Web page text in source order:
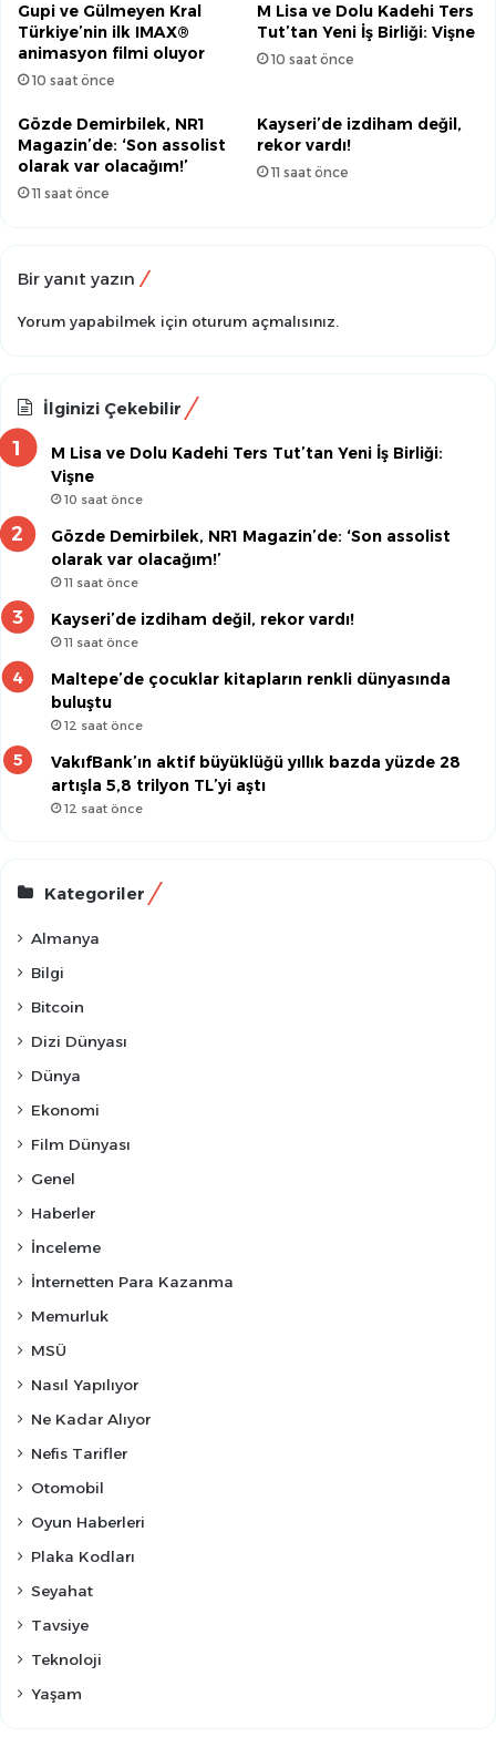
Gupi ve Gülmeyen Kral
Türkiye’nin ilk IMAX®
animasyon filmi oluyor
10 saat önce
M Lisa ve Dolu Kadehi Ters
Tut’tan Yeni İş Birliği: Vişne
10 saat önce
Gözde Demirbilek, NR1
Magazin’de: ‘Son assolist
olarak var olacağım!’
11 saat önce
Kayseri’de izdiham değil,
rekor vardı!
11 saat önce
Bir yanıt yazın
Yorum yapabilmek için oturum açmalısınız.
İlginizi Çekebilir
M Lisa ve Dolu Kadehi Ters Tut’tan Yeni İş Birliği:
Vişne
10 saat önce
Gözde Demirbilek, NR1 Magazin’de: ‘Son assolist
olarak var olacağım!’
11 saat önce
Kayseri’de izdiham değil, rekor vardı!
11 saat önce
Maltepe’de çocuklar kitapların renkli dünyasında
buluştu
12 saat önce
VakıfBank’ın aktif büyüklüğü yıllık bazda yüzde 28
artışla 5,8 trilyon TL’yi aştı
12 saat önce
Kategoriler
Almanya
Bilgi
Bitcoin
Dizi Dünyası
Dünya
Ekonomi
Film Dünyası
Genel
Haberler
İnceleme
İnternetten Para Kazanma
Memurluk
MSÜ
Nasıl Yapılıyor
Ne Kadar Alıyor
Nefis Tarifler
Otomobil
Oyun Haberleri
Plaka Kodları
Seyahat
Tavsiye
Teknoloji
Yaşam